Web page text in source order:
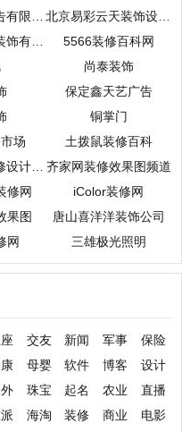
北京易彩云天装饰设计有限公司
青岛佳和空间装饰有限公司
5566装修百科网
尚泰装饰
保定鑫天艺广告
铜掌门
场
土拨鼠装修百科
紫云轩中式装修设计机构
齐家网装修效果图频道
修网
iColor装修网
果图
唐山喜洋洋装饰公司
网 三雄极光照明
交友 新闻 军事
保险
母婴 软件 博客
设计
珠宝 起名 农业
直播
海淘 装修 商业 电影